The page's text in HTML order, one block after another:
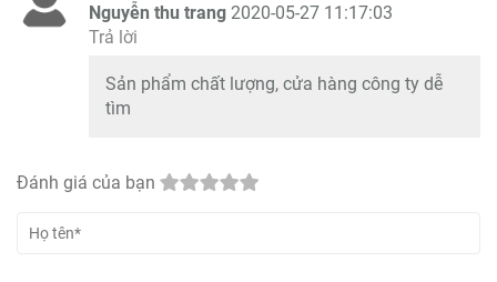
Nguyễn thu trang 2020-05-27 11:17:03
Trả lời
Sản phẩm chất lượng, cửa hàng công ty dễ
tìm
Đánh giá của bạn